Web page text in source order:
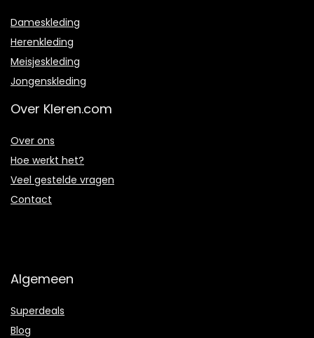
Dameskleding
Herenkleding
Meisjeskleding
Jongenskleding
Over Kleren.com
Over ons
Hoe werkt het?
Veel gestelde vragen
Contact
Algemeen
Superdeals
Blog